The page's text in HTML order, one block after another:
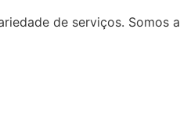
de serviços. Somos